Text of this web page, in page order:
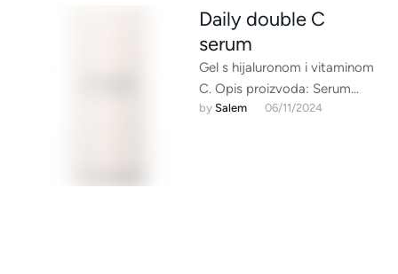
Daily double C
serum
Gel s hijaluronom i vitaminom
C. Opis proizvoda: Serum
vitamina C za učvršćen i
by Salem 06/11/2024